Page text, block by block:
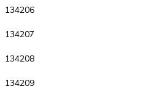
134206
134207
134208
134209